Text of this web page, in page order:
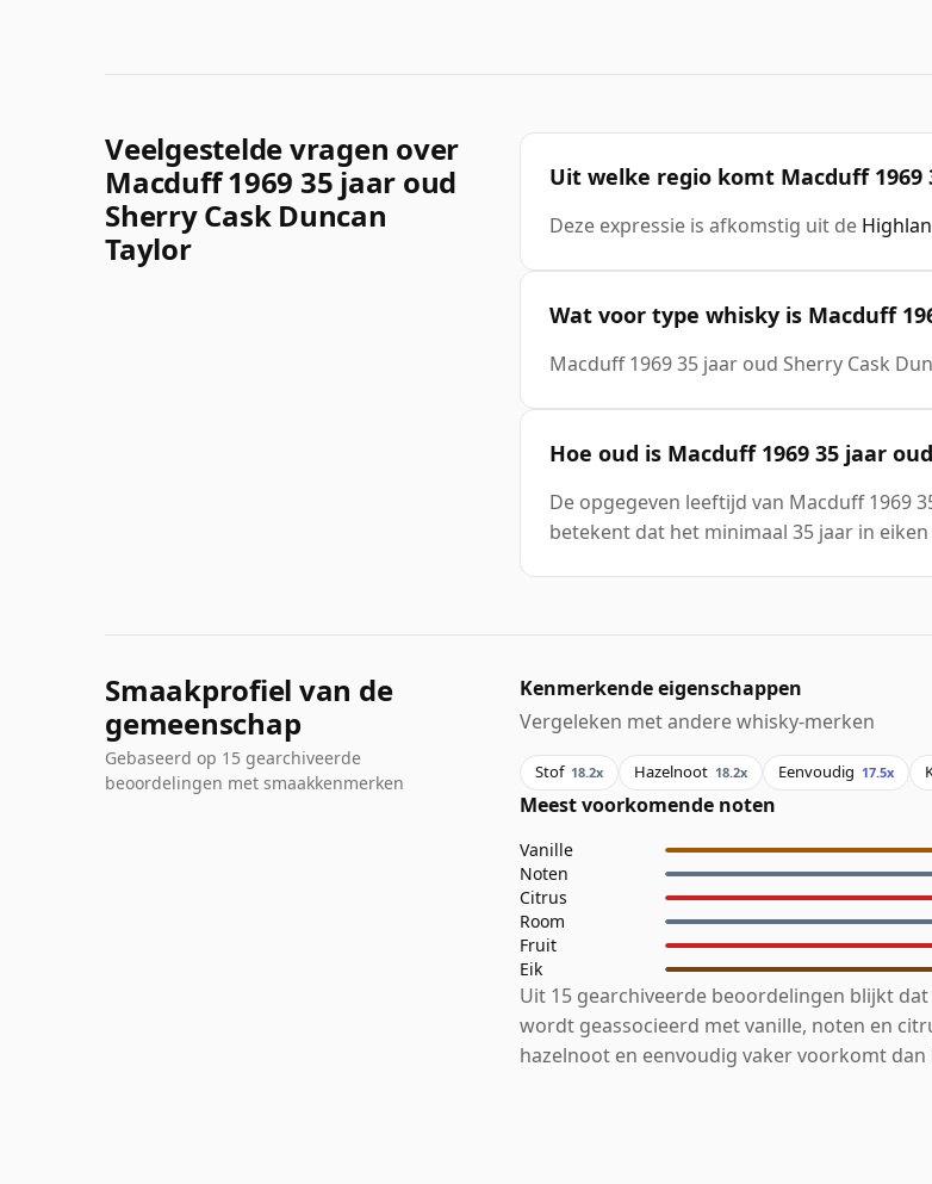
Veelgestelde vragen over
Macduff 1969 35 jaar oud
Sherry Cask Duncan
Taylor
Uit welke regio komt Macduff 1969
Deze expressie is afkomstig uit de
Wat voor type whisky is Macduff
Macduff 1969 35 jaar oud Sherry Cask
Hoe oud is Macduff 1969 35 jaar
De opgegeven leeftijd van Macduff 1969
betekent dat het minimaal 35 jaar in
Smaakprofiel van de
gemeenschap
Gebaseerd op 15 gearchiveerde
beoordelingen met smaakkenmerken
Kenmerkende eigenschappen
Vergeleken met andere whisky-merken
Stof 18.2x Hazelnoot 18.2x Eenvoudig 17.5x
Meest voorkomende noten
Vanille
Noten
Citrus
Room
Fruit
Eik
Uit 15 gearchiveerde beoordelingen blijkt
wordt geassocieerd met vanille, noten en
hazelnoot en eenvoudig vaker voorkomt